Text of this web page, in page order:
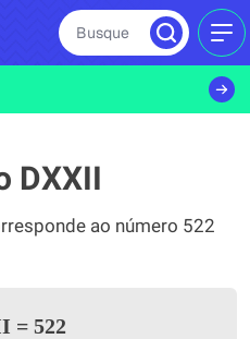
Busque
DXXII
ao número 522
=522